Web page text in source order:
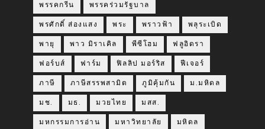
พรรคกรีน พรรคร่วมรัฐบาล
พรศักดิ์ ส่องแสง พระ พราวฟ้า พลุระเบิด
พายุ พาว มิราเคิล พีซีโฮม ฟลูอิดรา
ฟอร์บส์ ฟาร์ม ฟิลลิป มอร์ริส ฟีเจอร์
ภาษี ภาษีสรรพสามิต ภูมิคุ้มกัน ม.มหิดล
มช. มธ. มวยไทย มสส.
มหกรรมการอ่าน มหาวิทยาลัย มหิดล